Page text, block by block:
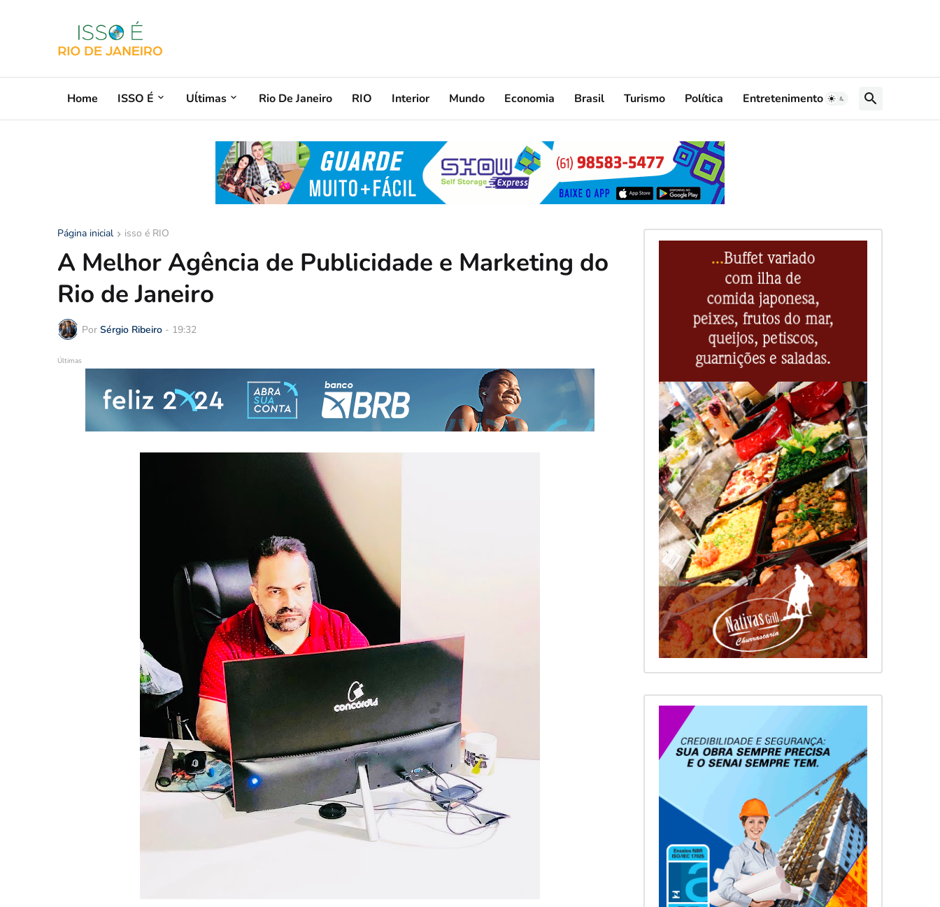
Home ISSO É Uĺtimas Rio De Janeiro RIO Interior Mundo Economia Brasil Turismo Política Entretenimento
Página inicial isso é RIO
A Melhor Agência de Publicidade e Marketing do
Rio de Janeiro
Por Sérgio Ribeiro - 19:32
Últimas